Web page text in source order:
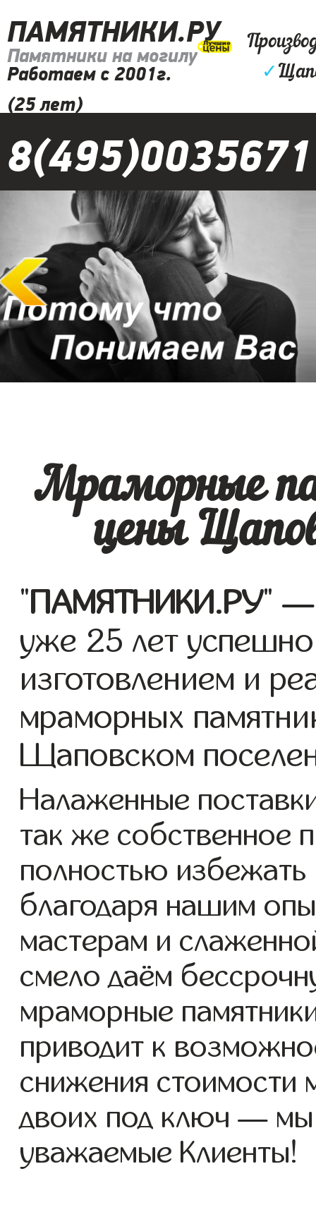
ПАМЯТНИКИ.РУ
Памятники на могилу
Работаем с 2001г.
(25 лет)
✓
8(495)0035671
Мраморные
цены
"ПАМЯТНИКИ.РУ" —
уже 25 лет
изготовлением и
мраморных
Щаповском
Налаженные
так же собственное
полностью
благодаря нашим
мастерам и
смело даём
мраморные
приводит к
снижения стоимости
двоих под ключ —
уважаемые Клиенты!